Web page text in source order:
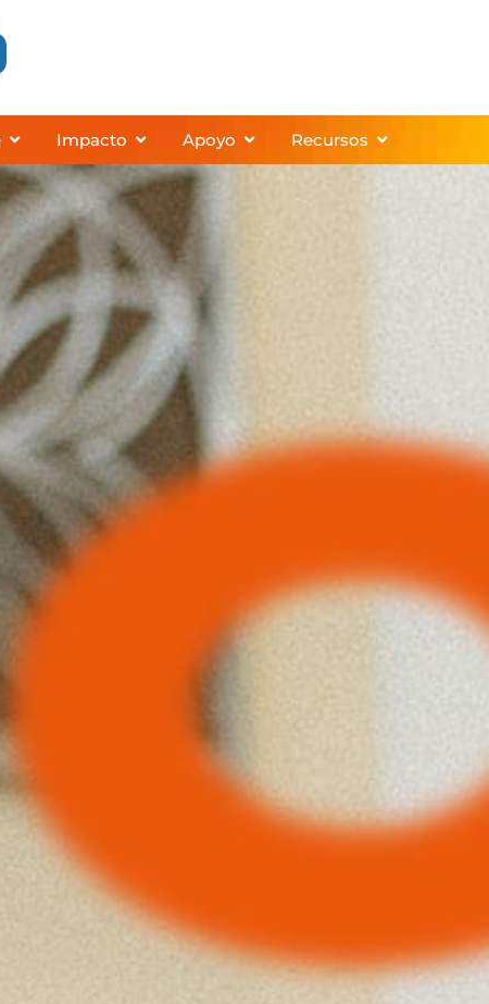
Abrir About
Impacto Abrir Impact
Apoyo Abrir Support
Recursos Abrir